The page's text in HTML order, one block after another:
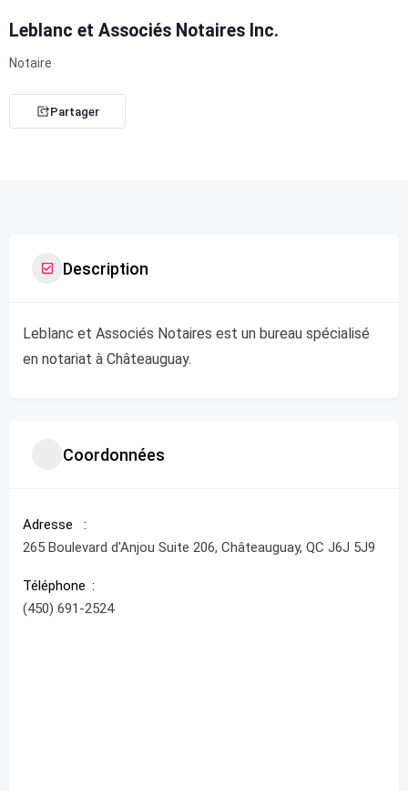
Leblanc et Associés Notaires Inc.
Notaire
Partager
Description
Leblanc et Associés Notaires est un bureau spécialisé
en notariat à Châteauguay.
Coordonnées
Adresse
265 Boulevard d'Anjou Suite 206, Châteauguay, QC J6J 5J9
Téléphone
(450) 691-2524